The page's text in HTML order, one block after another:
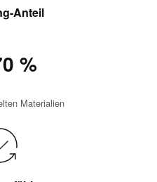
Anteil
%
Materialien